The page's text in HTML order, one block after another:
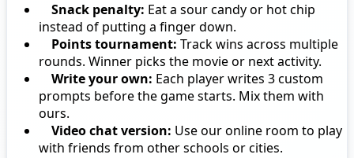
Snack penalty: Eat a sour candy or hot chip
instead of putting a finger down.
Points tournament: Track wins across multiple
rounds. Winner picks the movie or next activity.
Write your own: Each player writes 3 custom
prompts before the game starts. Mix them with
ours.
Video chat version: Use our online room to play
with friends from other schools or cities.